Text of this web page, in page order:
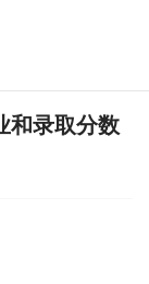
和录取分数